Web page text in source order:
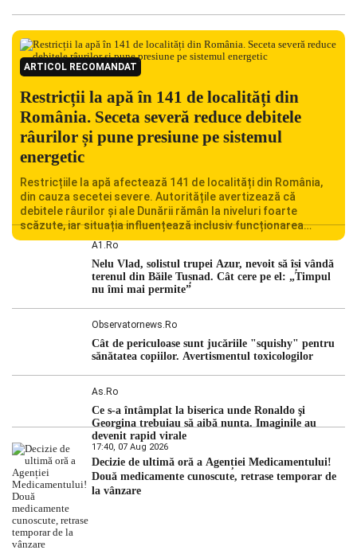
ARTICOL RECOMANDAT
Restricții la apă în 141 de localități din
România. Seceta severă reduce debitele
râurilor și pune presiune pe sistemul
energetic
Restricțiile la apă afectează 141 de localități din România,
din cauza secetei severe. Autoritățile avertizează că
debitele râurilor și ale Dunării rămân la niveluri foarte
scăzute, iar situația influențează inclusiv funcționarea
Centralei Nucleare de la Cernavodă. România se confruntă
hidrologic din ultimii ani. Lipsa […]
A1.ro
Nelu Vlad, solistul trupei Azur, nevoit să își vândă
terenul din Băile Tușnad. Cât cere pe el: „Timpul
nu îmi mai permite”
Observatornews.ro
Cât de periculoase sunt jucăriile "squishy" pentru
sănătatea copiilor. Avertismentul toxicologilor
As.ro
Ce s-a întâmplat la biserica unde Ronaldo şi
Georgina trebuiau să aibă nunta. Imaginile au
devenit rapid virale
17:40, 07 Aug 2026
Decizie de ultimă oră a Agenției Medicamentului!
Două medicamente cunoscute, retrase temporar de
la vânzare